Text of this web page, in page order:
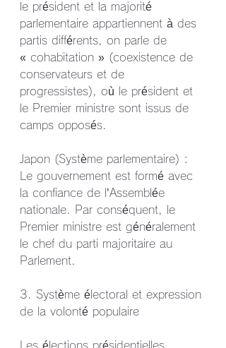
le président et la majorité
parlementaire appartiennent à des
partis différents, on parle de
« cohabitation » (coexistence de
conservateurs et de
progressistes), où le président et
le Premier ministre sont issus de
camps opposés.
Japon (Système parlementaire) :
Le gouvernement est formé avec
la confiance de l’Assemblée
nationale. Par conséquent, le
Premier ministre est généralement
le chef du parti majoritaire au
Parlement.
3. Système électoral et expression
de la volonté populaire
Les élections présidentielles